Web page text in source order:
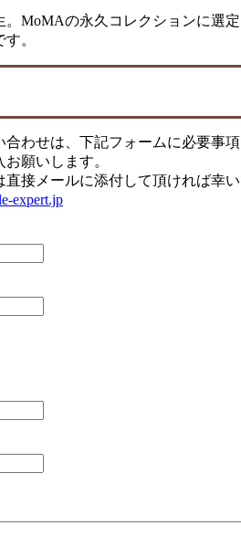
。MoMAの永久コレクションに選
。
わせは、下記フォームに必要事
願いします。
接メールに添付して頂ければ幸
expert.jp